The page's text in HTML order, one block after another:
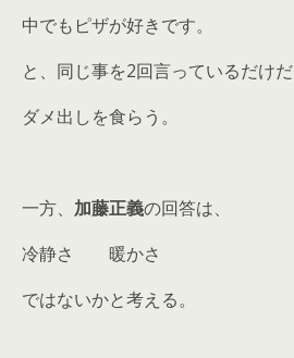
中でもピザが好きです。
と、同じ事を2回言っているだけ
ダメ出しを食らう。
一方、 加藤正義の回答は、
冷静さ 暖かさ
ではないかと考える。